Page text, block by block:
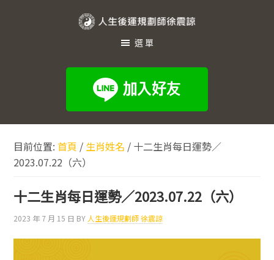
規
師
徐
震
諒
選單
目前位置:首頁 / 生肖姓名 / 十二生肖每日運勢／
2023.07.22（六）
十二生肖每日運勢／2023.07.22（六）
2023 年 7 月 15 日 BY 人生後運規劃師 徐震諒